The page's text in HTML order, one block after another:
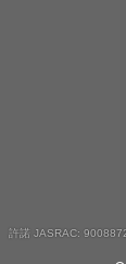
許諾 JASRAC: